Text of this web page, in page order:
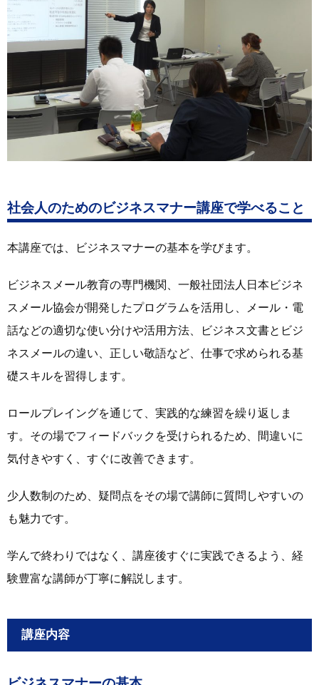
社会人のためのビジネスマナー講座で学べること
本講座では、ビジネスマナーの基本を学びます。
ビジネスメール教育の専門機関、一般社団法人日本ビジネ
スメール協会が開発したプログラムを活用し、メール・電
話などの適切な使い分けや活用方法、ビジネス文書とビジ
ネスメールの違い、正しい敬語など、仕事で求められる基
礎スキルを習得します。
ロールプレイングを通じて、実践的な練習を繰り返しま
す。その場でフィードバックを受けられるため、間違いに
気付きやすく、すぐに改善できます。
少人数制のため、疑問点をその場で講師に質問しやすいの
も魅力です。
学んで終わりではなく、講座後すぐに実践できるよう、経
験豊富な講師が丁寧に解説します。
講座内容